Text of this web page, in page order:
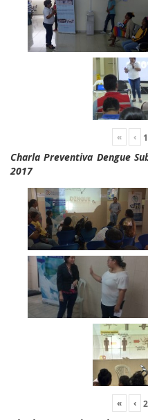
« ‹ 1
Charla Preventiva Dengue
2017
« ‹ 2